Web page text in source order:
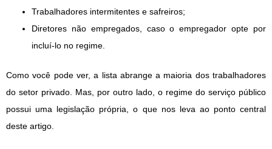
Trabalhadores intermitentes e safreiros;
Diretores não empregados, caso o empregador opte por
incluí-lo no regime.
Como você pode ver, a lista abrange a maioria dos trabalhadores
do setor privado. Mas, por outro lado, o regime do serviço público
possui uma legislação própria, o que nos leva ao ponto central
deste artigo.